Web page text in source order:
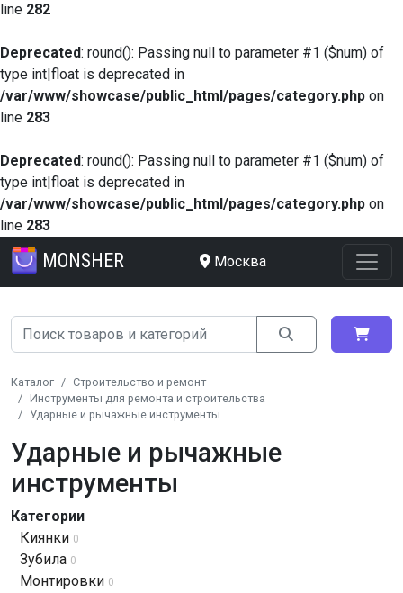
line 282
Deprecated: round(): Passing null to parameter #1 ($num) of
type int|float is deprecated in
/var/www/showcase/public_html/pages/category.php on
line 283
Deprecated: round(): Passing null to parameter #1 ($num) of
type int|float is deprecated in
/var/www/showcase/public_html/pages/category.php on
line 283
MONSHER Москва
Каталог
Строительство и ремонт
Инструменты для ремонта и строительства
Ударные и рычажные инструменты
Ударные и рычажные
инструменты
Категории
Киянки 0
Зубила 0
Монтировки 0